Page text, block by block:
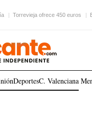
Torrevieja ofrece 450 euros
DeportesC. Valenciana